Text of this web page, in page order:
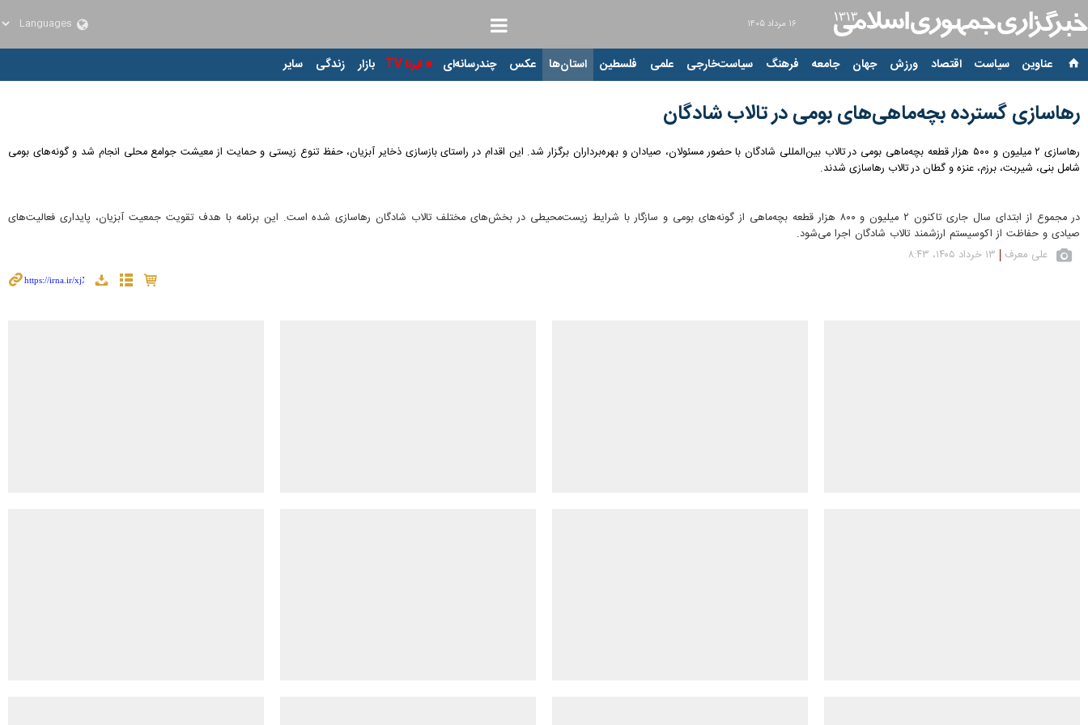
۱۶ مرداد ۱۴۰۵
عناوین‌ سیاست اقتصاد ورزش جهان جامعه فرهنگ سیاست‌خارجی علمی فلسطین استان‌ها عکس چندرسانه‌ای ایرنا TV بازار زندگی سایر
رهاسازی گسترده بچه‌ماهی‌های بومی در تالاب شادگان
رهاسازی ۲ میلیون و ۵۰۰ هزار قطعه بچه‌ماهی بومی در تالاب بین‌المللی شادگان با حضور مسئولان، صیادان و بهره‌برداران برگزار شد. این اقدام در راستای بازسازی ذخایر آبزیان، حفظ تنوع زیستی و حمایت از معیشت جوامع محلی انجام شد و گونه‌های بومی
شامل بنی، شیربت، برزم، عنزه و گطان در تالاب رهاسازی شدند.
در مجموع از ابتدای سال جاری تاکنون ۲ میلیون و ۸۰۰ هزار قطعه بچه‌ماهی از گونه‌های بومی و سازگار با شرایط زیست‌محیطی در بخش‌های مختلف تالاب شادگان رهاسازی شده است. این برنامه با هدف تقویت جمعیت آبزیان، پایداری فعالیت‌های
صیادی و حفاظت از اکوسیستم ارزشمند تالاب شادگان اجرا می‌شود.
علی معرف ۱۳ خرداد ۱۴۰۵، ۸:۴۳